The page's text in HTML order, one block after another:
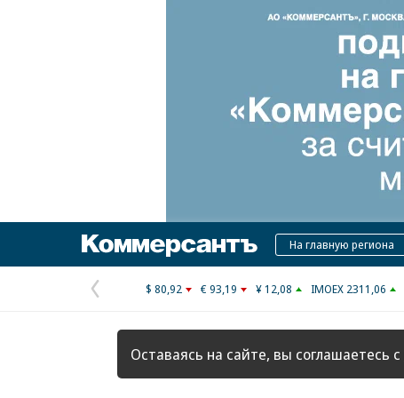
КоммерсантъНа главную региона
Предыдущая
страница
$ 80,92 € 93,19 ¥ 12,08 IMOEX 2311,06
Оставаясь на сайте, вы соглашаетесь с